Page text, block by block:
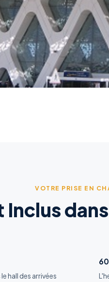
VOTRE PRISE EN
Inclus
hall des arrivées